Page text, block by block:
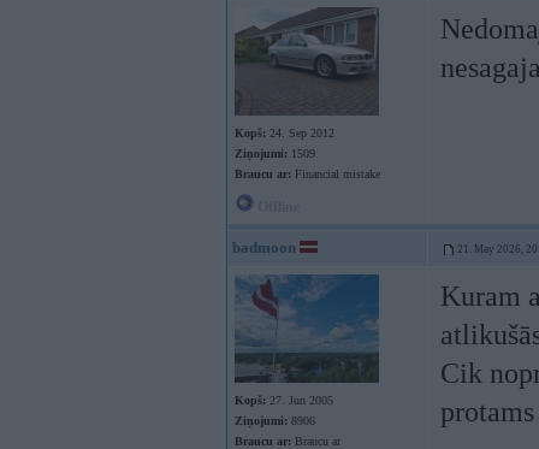
Kopš: 24. Sep 2012
Ziņojumi: 1509
Braucu ar: Financial mistake
badmoon 21. May 2026,
Kopš: 27. Jun 2005
Ziņojumi: 8906
Braucu ar: Braucu ar
Kuram
Cik